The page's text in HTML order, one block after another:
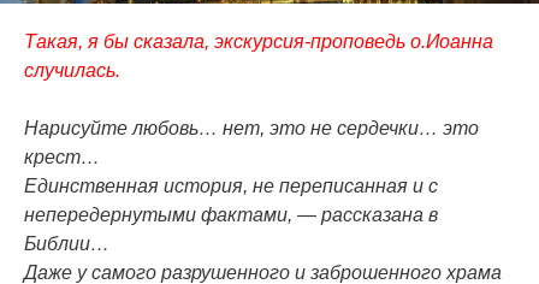
Такая, я бы сказала, экскурсия-проповедь о.Иоанна
случилась.
Нарисуйте любовь… нет, это не сердечки… это
крест…
Единственная история, не переписанная и с
непередернутыми фактами, — рассказана в
Библии…
Даже у самого разрушенного и заброшенного храма